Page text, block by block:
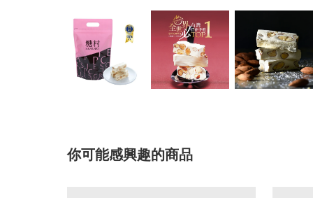
你可能感興趣的商品